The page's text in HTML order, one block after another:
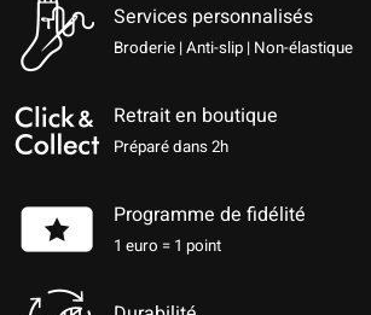
Services personnalisés
Broderie | Anti-slip | Non-élastique
Retrait en boutique
Préparé dans 2h
Programme de fidélité
1 euro = 1 point